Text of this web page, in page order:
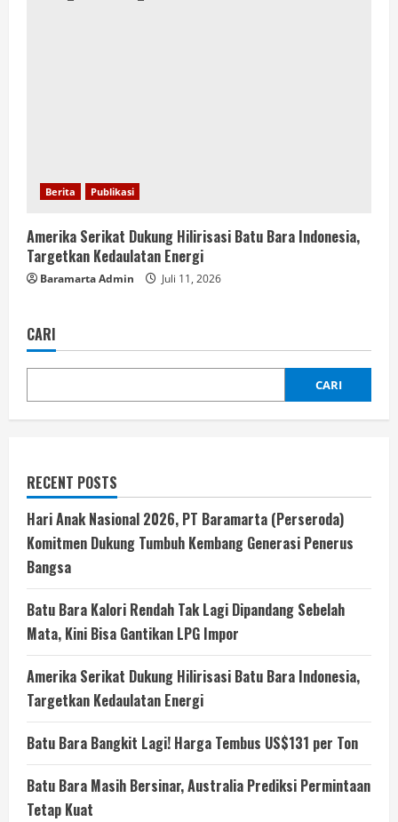
Berita Publikasi
Amerika Serikat Dukung Hilirisasi Batu Bara Indonesia,
Targetkan Kedaulatan Energi
Baramarta Admin Juli 11, 2026
CARI
CARI
RECENT POSTS
Hari Anak Nasional 2026, PT Baramarta (Perseroda)
Komitmen Dukung Tumbuh Kembang Generasi Penerus
Bangsa
Batu Bara Kalori Rendah Tak Lagi Dipandang Sebelah
Mata, Kini Bisa Gantikan LPG Impor
Amerika Serikat Dukung Hilirisasi Batu Bara Indonesia,
Targetkan Kedaulatan Energi
Batu Bara Bangkit Lagi! Harga Tembus US$131 per Ton
Batu Bara Masih Bersinar, Australia Prediksi Permintaan
Tetap Kuat